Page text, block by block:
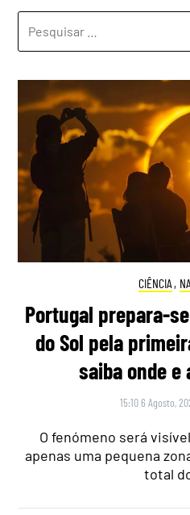
CIÊNCIA ,
Portugal prepara-
do Sol pela
saiba onde e
15:10 6 Agosto,
O fenómeno será
apenas uma pequena
total